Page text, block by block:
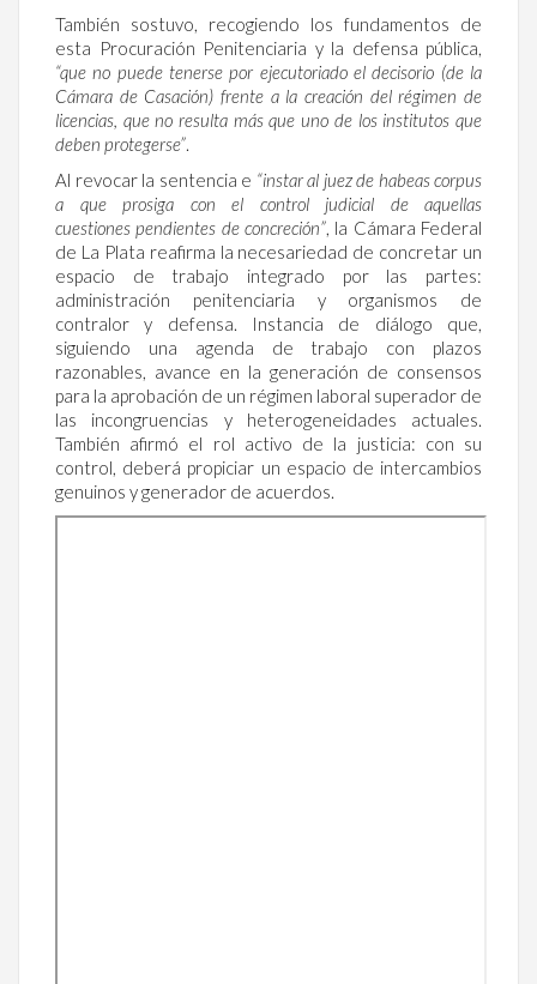
También sostuvo, recogiendo los fundamentos de
esta Procuración Penitenciaria y la defensa pública,
“que no puede tenerse por ejecutoriado el decisorio (de la
Cámara de Casación) frente a la creación del régimen de
licencias, que no resulta más que uno de los institutos que
deben protegerse”
Al revocar la sentencia e “instar al juez de habeas corpus
a que prosiga con el control judicial de aquellas
cuestiones pendientes de concreción” , la Cámara Federal
de La Plata reafirma la necesariedad de concretar un
espacio de trabajo integrado por las partes:
administración penitenciaria y organismos de
contralor y defensa. Instancia de diálogo que,
siguiendo una agenda de trabajo con plazos
razonables, avance en la generación de consensos
para la aprobación de un régimen laboral superador de
las incongruencias y heterogeneidades actuales.
También afirmó el rol activo de la justicia: con su
control, deberá propiciar un espacio de intercambios
genuinos y generador de acuerdos.